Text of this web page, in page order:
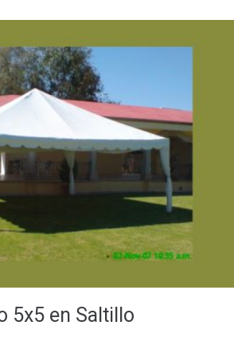
5x5 en Saltillo